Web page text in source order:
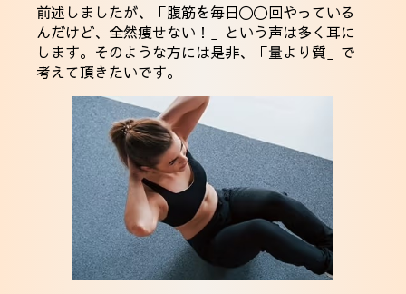
前述しましたが、「腹筋を毎日〇〇回やっている
んだけど、全然痩せない！」という声は多く耳に
します。そのような方には是非、「量より質」で
考えて頂きたいです。